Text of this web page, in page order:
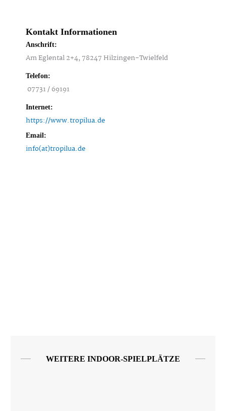
Kontakt Informationen
Anschrift:
Am Eglental 2+4, 78247 Hilzingen-Twielfeld
Telefon:
07731 / 69191
Internet:
https://www.tropilua.de
Email:
info(at)tropilua.de
WEITERE INDOOR-SPIELPLÄTZE